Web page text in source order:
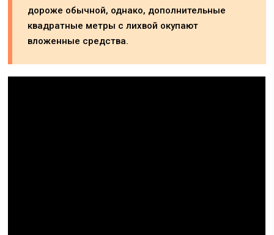
дороже обычной, однако, дополнительные
квадратные метры с лихвой окупают
вложенные средства.